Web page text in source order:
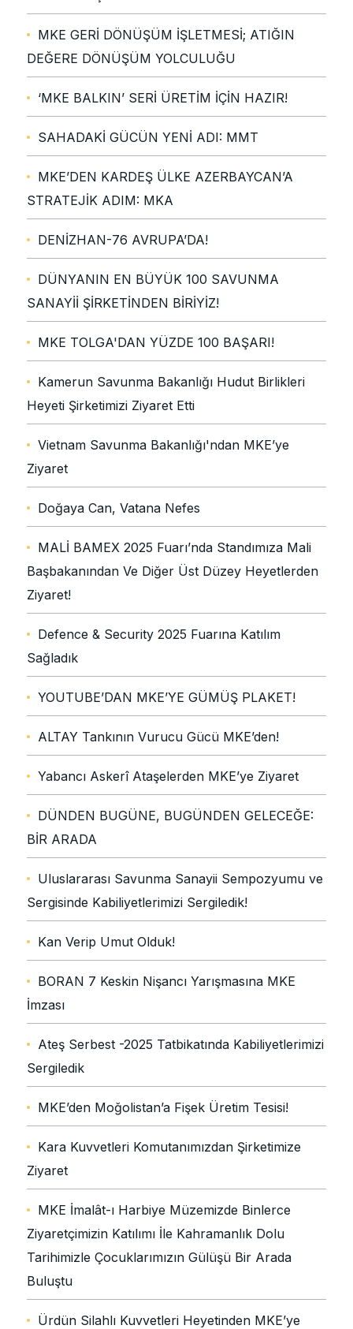
MKE GERİ DÖNÜŞÜM İŞLETMESİ; ATIĞIN
DEĞERE DÖNÜŞÜM YOLCULUĞU
‘MKE BALKIN’ SERİ ÜRETİM İÇİN HAZIR!
SAHADAKİ GÜCÜN YENİ ADI: MMT
MKE’DEN KARDEŞ ÜLKE AZERBAYCAN’A
STRATEJİK ADIM: MKA
DENİZHAN-76 AVRUPA’DA!
DÜNYANIN EN BÜYÜK 100 SAVUNMA
SANAYİİ ŞİRKETİNDEN BİRİYİZ!
MKE TOLGA'DAN YÜZDE 100 BAŞARI!
Kamerun Savunma Bakanlığı Hudut Birlikleri
Heyeti Şirketimizi Ziyaret Etti
Vietnam Savunma Bakanlığı'ndan MKE’ye
Ziyaret
Doğaya Can, Vatana Nefes
MALİ BAMEX 2025 Fuarı’nda Standımıza Mali
Başbakanından Ve Diğer Üst Düzey Heyetlerden
Ziyaret!
Defence & Security 2025 Fuarına Katılım
Sağladık
YOUTUBE’DAN MKE’YE GÜMÜŞ PLAKET!
ALTAY Tankının Vurucu Gücü MKE’den!
Yabancı Askerî Ataşelerden MKE’ye Ziyaret
DÜNDEN BUGÜNE, BUGÜNDEN GELECEĞE:
BİR ARADA
Uluslararası Savunma Sanayii Sempozyumu ve
Sergisinde Kabiliyetlerimizi Sergiledik!
Kan Verip Umut Olduk!
BORAN 7 Keskin Nişancı Yarışmasına MKE
İmzası
Ateş Serbest -2025 Tatbikatında Kabiliyetlerimizi
Sergiledik
MKE’den Moğolistan’a Fişek Üretim Tesisi!
Kara Kuvvetleri Komutanımızdan Şirketimize
Ziyaret
MKE İmalât-ı Harbiye Müzemizde Binlerce
Ziyaretçimizin Katılımı İle Kahramanlık Dolu
Tarihimizle Çocuklarımızın Gülüşü Bir Arada
Buluştu
Ürdün Silahlı Kuvvetleri Heyetinden MKE’ye